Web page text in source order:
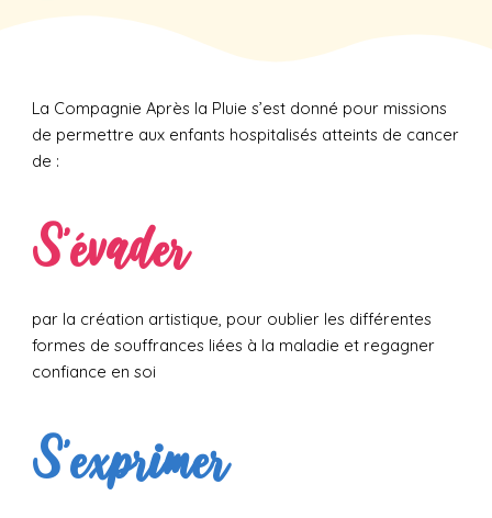
La Compagnie Après la Pluie s’est donné pour missions
de permettre aux enfants hospitalisés atteints de cancer
de :
S’évader
par la création artistique, pour oublier les différentes
formes de souffrances liées à la maladie et regagner
confiance en soi
S’exprimer